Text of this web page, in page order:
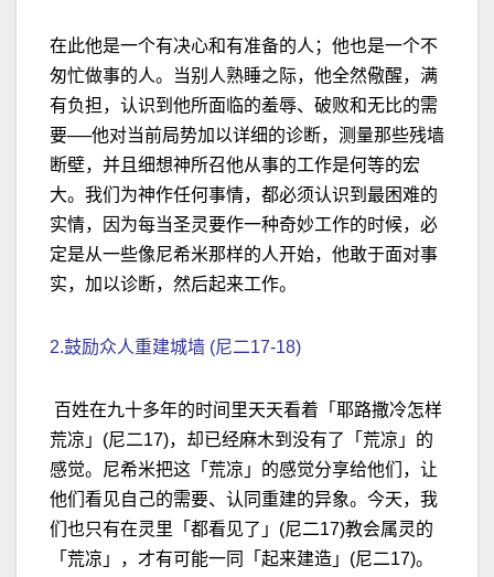
在此他是一个有决心和有准备的人；他也是一个不
匆忙做事的人。当别人熟睡之际，他全然儆醒，满
有负担，认识到他所面临的羞辱、破败和无比的需
要──他对当前局势加以详细的诊断，测量那些残墙
断壁，并且细想神所召他从事的工作是何等的宏
大。我们为神作任何事情，都必须认识到最困难的
实情，因为每当圣灵要作一种奇妙工作的时候，必
定是从一些像尼希米那样的人开始，他敢于面对事
实，加以诊断，然后起来工作。
2.鼓励众人重建城墙 (尼二17-18)
百姓在九十多年的时间里天天看着「耶路撒冷怎样
荒凉」(尼二17)，却已经麻木到没有了「荒凉」的
感觉。尼希米把这「荒凉」的感觉分享给他们，让
他们看见自己的需要、认同重建的异象。今天，我
们也只有在灵里「都看见了」(尼二17)教会属灵的
「荒凉」，才有可能一同「起来建造」(尼二17)。